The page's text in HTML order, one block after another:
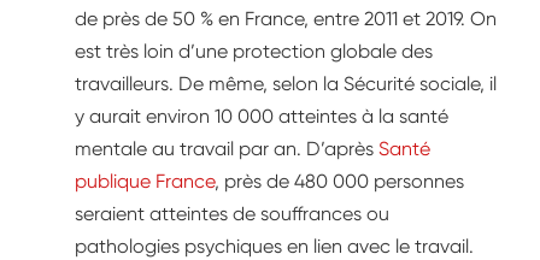
de près de 50 % en France, entre 2011 et 2019. On
est très loin d’une protection globale des
travailleurs. De même, selon la Sécurité sociale, il
y aurait environ 10 000 atteintes à la santé
mentale au travail par an. D’après Santé
publique France, près de 480 000 personnes
seraient atteintes de souffrances ou
pathologies psychiques en lien avec le travail.